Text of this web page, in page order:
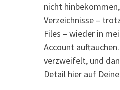
nicht
Verzeichnisse –
Files – wieder in
Account
verzweifelt, und
Detail hier auf